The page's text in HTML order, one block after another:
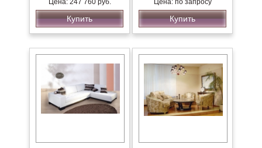
Цена: 247 760 руб.
Купить
Цена: по запросу
Купить